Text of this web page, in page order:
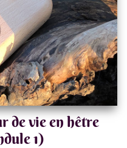
de vie en hêtre
1)